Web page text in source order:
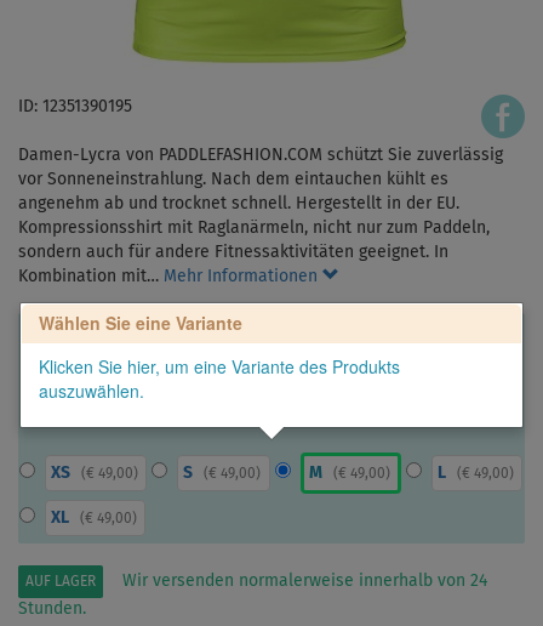
ID: 12351390195
Damen-Lycra von PADDLEFASHION.COM schützt Sie zuverlässig
vor Sonneneinstrahlung. Nach dem eintauchen kühlt es
angenehm ab und trocknet schnell. Hergestellt in der EU.
Kompressionsshirt mit Raglanärmeln, nicht nur zum Paddeln,
sondern auch für andere Fitnessaktivitäten geeignet. In
Kombination mit… Mehr Informationen
Wählen Sie eine Variante
Klicken Sie hier, um eine Variante des Produkts
auszuwählen.
XS ( € 49,00) S (€ 49,00) M ( € 49,00) L ( € 49,00)
XL ( € 49,00)
AUF LAGER
Wir versenden normalerweise innerhalb von 24
Stunden.